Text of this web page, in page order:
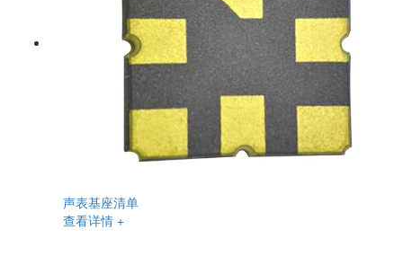
声表基座清单
查看详情 +